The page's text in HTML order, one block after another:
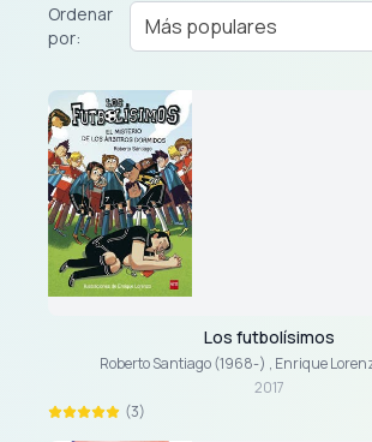
Ordenar
por:
Más populares
Los futbolísimos
Roberto Santiago (1968-) , Enrique
2017
(3)